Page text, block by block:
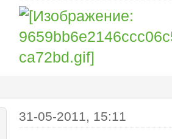
31-05-2011, 15:11